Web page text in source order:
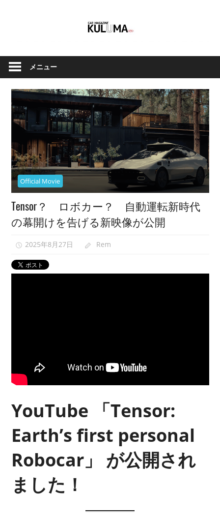
ツ
Car
Magazine
Kuluma.jp
ル
マ
と
バ
イ
ク
オ
フ
ィ
シ
ャ
ル
映
像
介
メニュー
Official Movie
Tensor？ ロボカー？ 自動運転新時代
の幕開けを告げる新映像が公開
2025年8月27日 Rem
YouTube
「Tensor:
Earth’s first personal
Robocar」
が公開され
ました！